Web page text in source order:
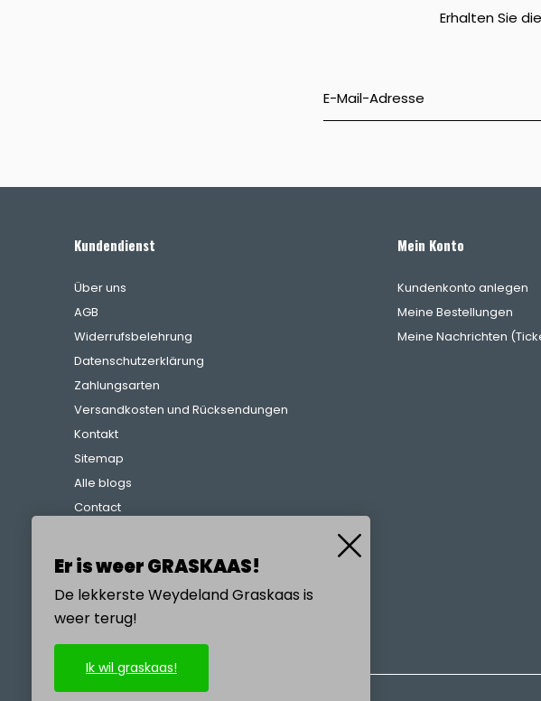
Erhalten Sie
Kundendienst
Über uns
AGB
Widerrufsbelehrung
Datenschutzerklärung
Zahlungsarten
Versandkosten und Rücksendungen
Kontakt
Sitemap
Alle blogs
Contact
Referenzen
Mein Konto
Kundenkonto anlegen
Meine Bestellungen
Meine Nachrichten
Er is weer GRASKAAS!
De lekkerste Weydeland Graskaas is
weer terug!
Ik wil graskaas!